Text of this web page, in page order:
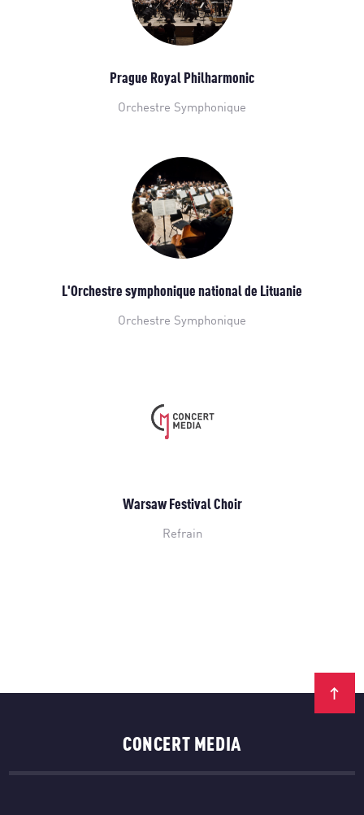
Prague Royal Philharmonic
Orchestre Symphonique
L'Orchestre symphonique national de Lituanie
Orchestre Symphonique
Warsaw Festival Choir
Refrain
CONCERT MEDIA